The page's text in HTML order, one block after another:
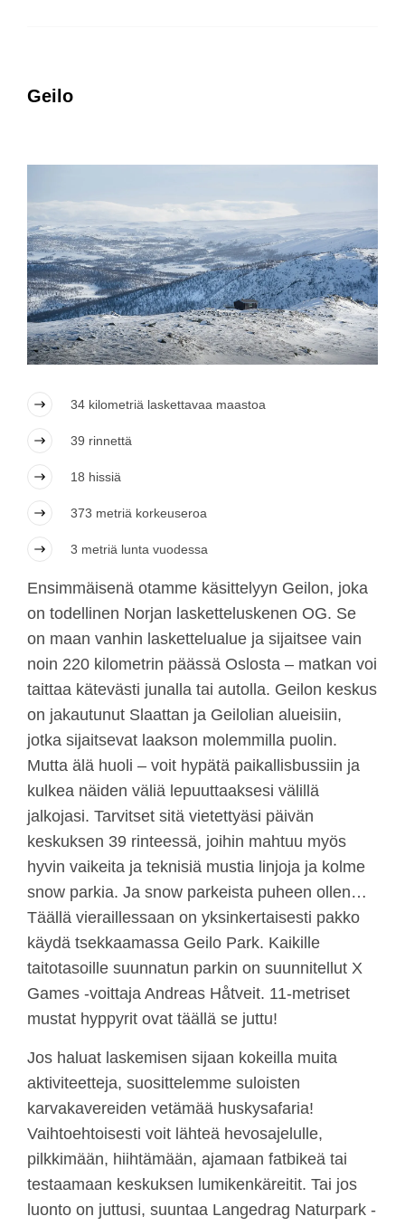
Geilo
34 kilometriä laskettavaa maastoa
39 rinnettä
18 hissiä
373 metriä korkeuseroa
3 metriä lunta vuodessa
Ensimmäisenä otamme käsittelyyn Geilon, joka
on todellinen Norjan lasketteluskenen OG. Se
on maan vanhin laskettelualue ja sijaitsee vain
noin 220 kilometrin päässä Oslosta – matkan voi
taittaa kätevästi junalla tai autolla. Geilon keskus
on jakautunut Slaattan ja Geilolian alueisiin,
jotka sijaitsevat laakson molemmilla puolin.
Mutta älä huoli – voit hypätä paikallisbussiin ja
kulkea näiden väliä lepuuttaaksesi välillä
jalkojasi. Tarvitset sitä vietettyäsi päivän
keskuksen 39 rinteessä, joihin mahtuu myös
hyvin vaikeita ja teknisiä mustia linjoja ja kolme
snow parkia. Ja snow parkeista puheen ollen…
Täällä vieraillessaan on yksinkertaisesti pakko
käydä tsekkaamassa Geilo Park. Kaikille
taitotasoille suunnatun parkin on suunnitellut X
Games -voittaja Andreas Håtveit. 11-metriset
mustat hyppyrit ovat täällä se juttu!
Jos haluat laskemisen sijaan kokeilla muita
aktiviteetteja, suosittelemme suloisten
karvakavereiden vetämää huskysafaria!
Vaihtoehtoisesti voit lähteä hevosajelulle,
pilkkimään, hiihtämään, ajamaan fatbikeä tai
testaamaan keskuksen lumikenkäreitit. Tai jos
luonto on juttusi, suuntaa Langedrag Naturpark -